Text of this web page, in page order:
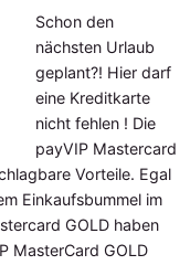
Schon den
nächsten Urlaub
geplant?! Hier darf
eine Kreditkarte
nicht fehlen ! Die
payVIP Mastercard
Vorteile. Egal
Einkaufsbummel im
GOLD haben
MasterCard GOLD